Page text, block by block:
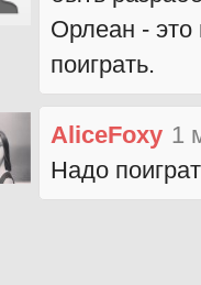
Орлеан -
поиграть.
AliceFoxy 1
Надо